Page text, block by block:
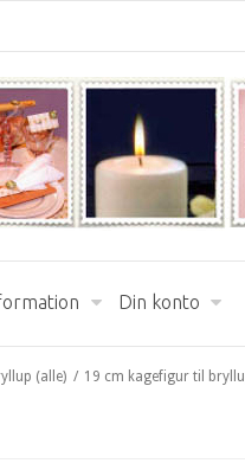
Din konto
(alle) / 19 cm kagefigur til